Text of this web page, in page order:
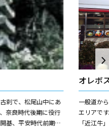
刹で、松尾山中にあ
奈良時代後期に役行
基、平安時代前期の
オレボ
一般道か
エリアで
「近江牛